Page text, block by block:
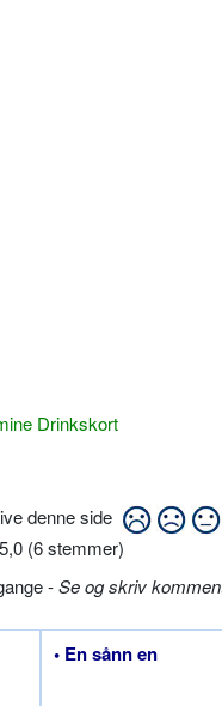
Drinkskort
denne side
5,0 (6stemmer)
-Se og skriv
• En sånn en